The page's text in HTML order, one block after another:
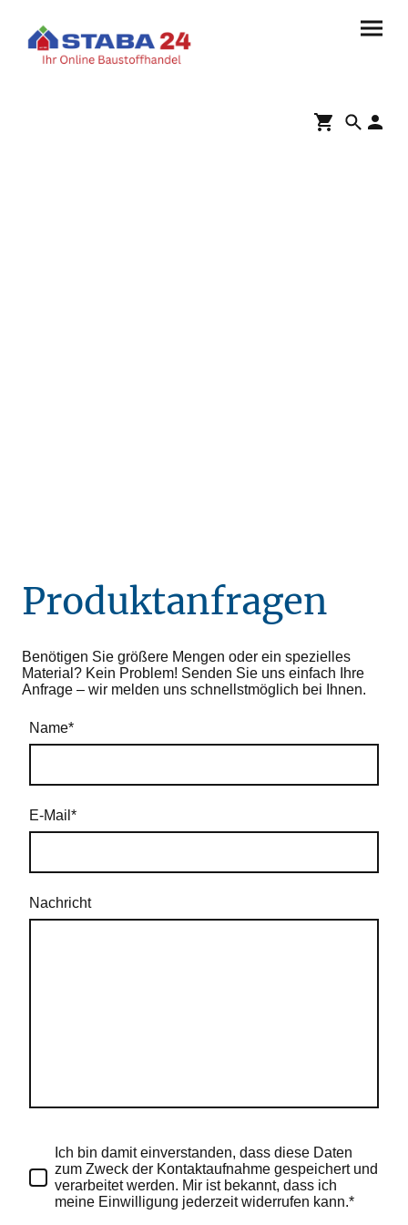
Produktanfragen
Benötigen Sie größere Mengen oder ein spezielles
Material? Kein Problem! Senden Sie uns einfach Ihre
Anfrage – wir melden uns schnellstmöglich bei Ihnen.
Name*
E-Mail *
Nachricht
Ich bin damit einverstanden, dass diese Daten
zum Zweck der Kontaktaufnahme gespeichert und
verarbeitet werden. Mir ist bekannt, dass ich
meine Einwilligung jederzeit widerrufen kann.*